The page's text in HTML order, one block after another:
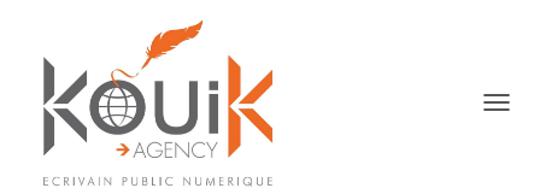
Nos tarifs